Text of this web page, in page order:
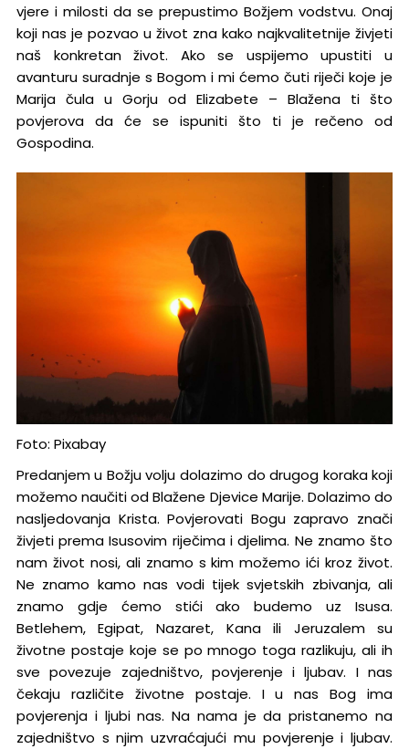
vjere i milosti da se prepustimo Božjem vodstvu. Onaj
koji nas je pozvao u život zna kako najkvalitetnije živjeti
naš konkretan život. Ako se uspijemo upustiti u
avanturu suradnje s Bogom i mi ćemo čuti riječi koje je
Marija čula u Gorju od Elizabete – Blažena ti što
povjerova da će se ispuniti što ti je rečeno od
Gospodina.
Foto: Pixabay
Predanjem u Božju volju dolazimo do drugog koraka koji
možemo naučiti od Blažene Djevice Marije. Dolazimo do
nasljedovanja Krista. Povjerovati Bogu zapravo znači
živjeti prema Isusovim riječima i djelima. Ne znamo što
nam život nosi, ali znamo s kim možemo ići kroz život.
Ne znamo kamo nas vodi tijek svjetskih zbivanja, ali
znamo gdje ćemo stići ako budemo uz Isusa.
Betlehem, Egipat, Nazaret, Kana ili Jeruzalem su
životne postaje koje se po mnogo toga razlikuju, ali ih
sve povezuje zajedništvo, povjerenje i ljubav. I nas
čekaju različite životne postaje. I u nas Bog ima
povjerenja i ljubi nas. Na nama je da pristanemo na
zajedništvo s njim uzvraćajući mu povjerenje i ljubav.